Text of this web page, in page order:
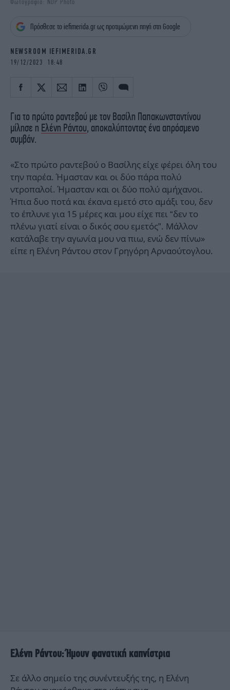
iBOOKS
OSCARS
NEWSLETTER
Φωτογραφία: NDP Photo
Πρόσθεσε το iefimerida.gr ως προτιμώμενη πηγή στη Google
NEWSROOM IEFIMERIDA.GR
19/12/2023 18:48
Για το πρώτο ραντεβού με τον Βασίλη Παπακωνσταντίνου
μίλησε η Ελένη Ράντου, αποκαλύπτοντας ένα απρόσμενο
συμβάν.
«Στο πρώτο ραντεβού ο Βασίλης είχε φέρει όλη του
την παρέα. Ήμασταν και οι δύο πάρα πολύ
ντροπαλοί. Ήμασταν και οι δύο πολύ αμήχανοι.
Ήπια δυο ποτά και έκανα εμετό στο αμάξι του, δεν
το έπλυνε για 15 μέρες και μου είχε πει “δεν το
πλένω γιατί είναι ο δικός σου εμετός”. Μάλλον
κατάλαβε την αγωνία μου να πιω, ενώ δεν πίνω»
είπε η Ελένη Ράντου στον Γρηγόρη Αρναούτογλου.
Ελένη Ράντου: Ήμουν φανατική καπνίστρια
Σε άλλο σημείο της συνέντευξής της, η Ελένη